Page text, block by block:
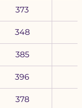
373
348
385
396
378